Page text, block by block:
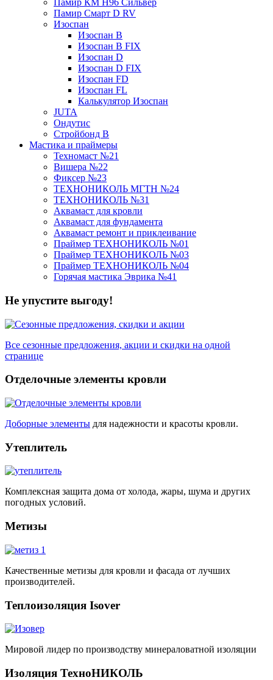
Памир КМ H96 Сильвер
Памир Смарт D RV
Изоспан
Изоспан B
Изоспан B FIX
Изоспан D
Изоспан D FIX
Изоспан FD
Изоспан FL
Калькулятор Изоспан
JUTA
Ондутис
Стройбонд В
Мастика и праймеры
Техномаст №21
Вишера №22
Фиксер №23
ТЕХНОНИКОЛЬ МГТН №24
ТЕХНОНИКОЛЬ №31
Аквамаст для кровли
Аквамаст для фундамента
Аквамаст ремонт и приклеивание
Праймер ТЕХНОНИКОЛЬ №01
Праймер ТЕХНОНИКОЛЬ №03
Праймер ТЕХНОНИКОЛЬ №04
Горячая мастика Эврика №41
Не упустите выгоду!
Все сезонные предложения, акции и скидки на одной
странице
Отделочные элементы кровли
Доборные элементы для надежности и красоты кровли.
Утеплитель
Комплексная защита дома от холода, жары, шума и других
погодных условий.
Метизы
Качественные метизы для кровли и фасада от лучших
производителей.
Теплоизоляция Isover
Мировой лидер по производству минераловатной изоляции
Изоляция ТехноНИКОЛЬ